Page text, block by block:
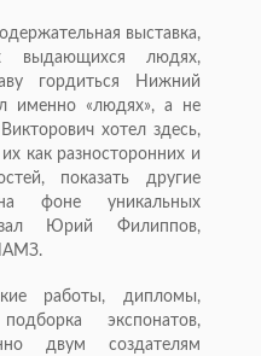
выставка,
выдающихся людях,
гордиться Нижний
именно «людях», а не
хотел здесь,
как разносторонних и
показать другие
фоне уникальных
Юрий Филиппов,
работы, дипломы,
экспонатов,
двум создателям